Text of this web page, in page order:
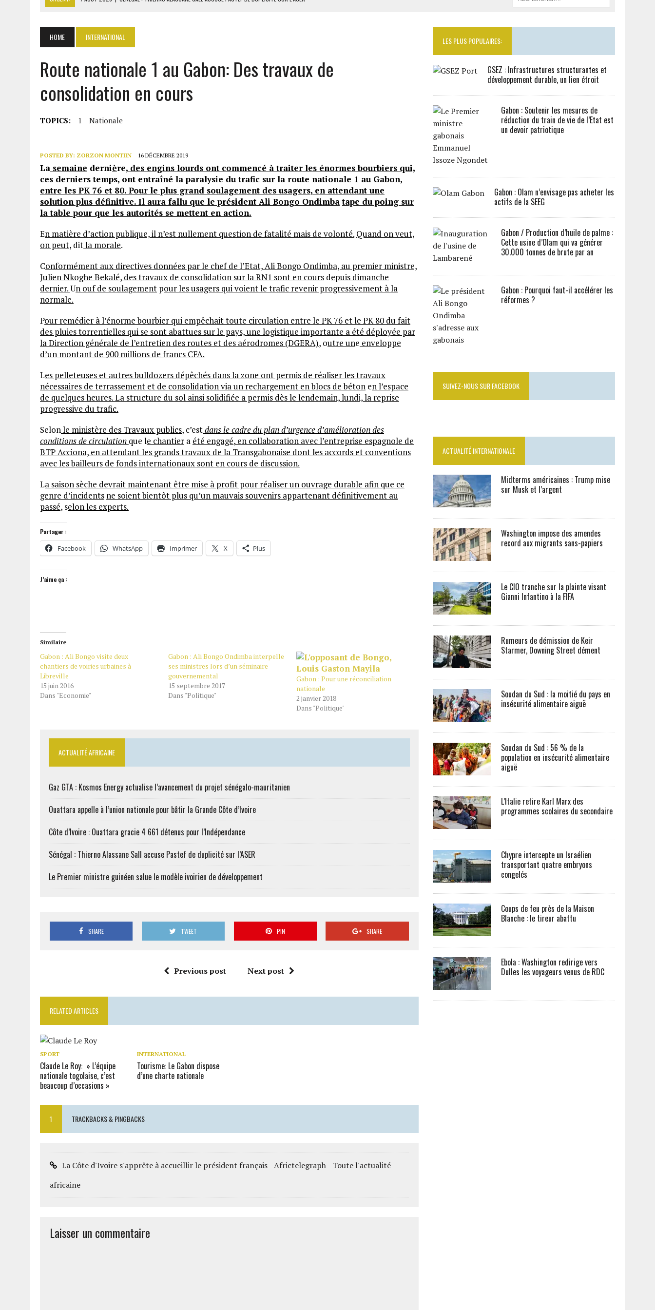
7 AOÛT 2026 | OUATTARA APPELLE À L’UNION NATIONALE POUR BÂTIR LA GRANDE CÔTE D’IVOIRE
7 AOÛT 2026
CÔTE D’IVOIRE : OUATTARA GRACIE 4 661 DÉTENUS POUR L’INDÉPENDANCE
HOME INTERNATIONAL
Route nationale 1 au Gabon: Des travaux de
consolidation en cours
TOPICS: 1 Nationale
POSTED BY: ZORZON MONTIIN 16 DÉCEMBRE 2019
La semaine dernière, des engins lourds ont commencé à traiter les énormes bourbiers qui,
ces derniers temps, ont entraîné la paralysie du trafic sur la route nationale 1 au Gabon,
entre les PK 76 et 80. Pour le plus grand soulagement des usagers, en attendant une
solution plus définitive. Il aura fallu que le président Ali Bongo Ondimba tape du poing sur
la table pour que les autorités se mettent en action.
En matière d’action publique, il n’est nullement question de fatalité mais de volonté. Quand on veut,
on peut, ditla morale.
Conformément aux directives données par le chef de l’Etat, Ali Bongo Ondimba, au premier ministre,
Julien Nkoghe Bekalé, des travaux de consolidation sur la RN1 sont en cours depuis dimanche
dernier.Un ouf de soulagement pour les usagers qui voient le trafic revenir progressivement à la
normale.
Pour remédier à l’énorme bourbier qui empêchait toute circulation entre le PK 76 et le PK 80 du fait
des pluies torrentielles qui se sont abattues sur le pays, une logistique importante a été déployée par
la Direction générale de l’entretien des routes et des aérodromes (DGERA), outre une enveloppe
d’un montant de 900 millions de francs CFA.
Les pelleteuses et autres bulldozers dépêchés dans la zone ont permis de réaliser les travaux
nécessaires de terrassement et de consolidation via un rechargement en blocs de béton en l’espace
de quelques heures. La structure du sol ainsi solidifiée a permis dès le lendemain, lundi, la reprise
progressive du trafic.
Selonle ministère des Travaux publics, c’estdans le cadre du plan d’urgence d’amélioration des
conditions de circulation que le chantier a été engagé, en collaboration avec l’entreprise espagnole de
BTP Acciona, en attendant les grands travaux de la Transgabonaise dont les accords et conventions
avec les bailleurs de fonds internationaux sont en cours de discussion.
La saison sèche devrait maintenant être mise à profit pour réaliser un ouvrage durable afin que ce
genre d’incidents ne soient bientôt plus qu’un mauvais souvenirs appartenant définitivement au
passé, selon les experts.
Partager :
Facebook WhatsApp Imprimer X Plus
J’aime ça :
Similaire
Gabon : Ali Bongo visite deux
chantiers de voiries urbaines à
Libreville
15 juin 2016
Dans "Economie"
Gabon : Ali Bongo Ondimba interpelle
ses ministres lors d’un séminaire
gouvernemental
15 septembre 2017
Dans "Politique"
Gabon : Pour une réconciliation
nationale
2 janvier 2018
Dans "Politique"
ACTUALITÉ AFRICAINE
Gaz GTA : Kosmos Energy actualise l’avancement du projet sénégalo-mauritanien
Ouattara appelle à l’union nationale pour bâtir la Grande Côte d’Ivoire
Côte d’Ivoire : Ouattara gracie 4 661 détenus pour l’Indépendance
Sénégal : Thierno Alassane Sall accuse Pastef de duplicité sur l’ASER
Le Premier ministre guinéen salue le modèle ivoirien de développement
SHARE TWEET PIN SHARE
Previous post Next post
RELATED ARTICLES
SPORT
Claude Le Roy: » L’équipe
nationale togolaise, c’est
beaucoup d’occasions »
INTERNATIONAL
Tourisme: Le Gabon dispose
d’une charte nationale
1 TRACKBACKS & PINGBACKS
La Côte d'Ivoire s'apprête à accueillir le président français - Africtelegraph - Toute l'actualité
africaine
Laisser un commentaire
LES PLUS POPULAIRES:
GSEZ : Infrastructures structurantes et
développement durable, un lien étroit
Gabon : Soutenir les mesures de
réduction du train de vie de l’Etat est
un devoir patriotique
Gabon : Olam n’envisage pas acheter les
actifs de la SEEG
Gabon / Production d’huile de palme :
Cette usine d’Olam qui va générer
30.000 tonnes de brute par an
Gabon : Pourquoi faut-il accélérer les
réformes ?
SUIVEZ-NOUS SUR FACEBOOK
ACTUALITÉ INTERNATIONALE
Midterms américaines : Trump mise
sur Musk et l’argent
Washington impose des amendes
record aux migrants sans-papiers
Le CIO tranche sur la plainte visant
Gianni Infantino à la FIFA
Rumeurs de démission de Keir
Starmer, Downing Street dément
Soudan du Sud : la moitié du pays en
insécurité alimentaire aiguë
Soudan du Sud : 56 % de la
population en insécurité alimentaire
aiguë
L’Italie retire Karl Marx des
programmes scolaires du secondaire
Chypre intercepte un Israélien
transportant quatre embryons
congelés
Coups de feu près de la Maison
Blanche : le tireur abattu
Ebola : Washington redirige vers
Dulles les voyageurs venus de RDC